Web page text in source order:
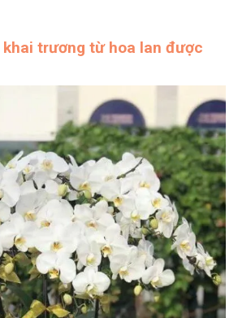
khai trương từ hoa lan được